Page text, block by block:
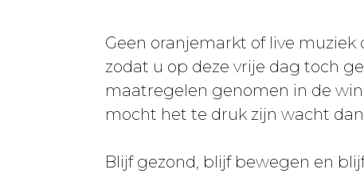
Geen oranjemarkt of live muziek
zodat u op deze vrije dag toch
maatregelen genomen in de
mocht het te druk zijn wacht
Blijf gezond, blijf bewegen en